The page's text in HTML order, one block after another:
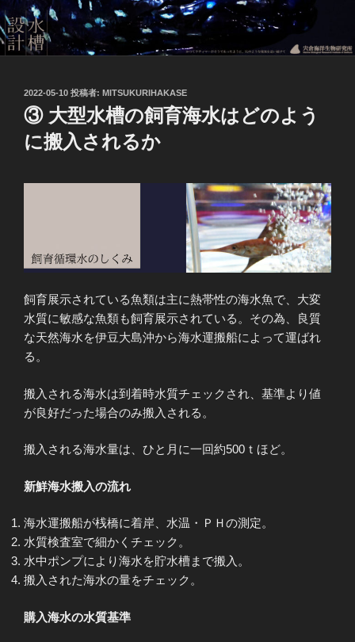
投
稿
日:
2022-05-10 投稿者: MITSUKURIHAKASE
③ 大型水槽の飼育海水はどのよう
に搬入されるか
飼育展示されている魚類は主に熱帯性の海水魚で、大変
水質に敏感な魚類も飼育展示されている。その為、良質
な天然海水を伊豆大島沖から海水運搬船によって運ばれ
る。
搬入される海水は到着時水質チェックされ、基準より値
が良好だった場合のみ搬入される。
搬入される海水量は、ひと月に一回約500ｔほど。
新鮮海水搬入の流れ
海水運搬船が桟橋に着岸、水温・ＰＨの測定。
水質検査室で細かくチェック。
水中ポンプにより海水を貯水槽まで搬入。
搬入された海水の量をチェック。
購入海水の水質基準